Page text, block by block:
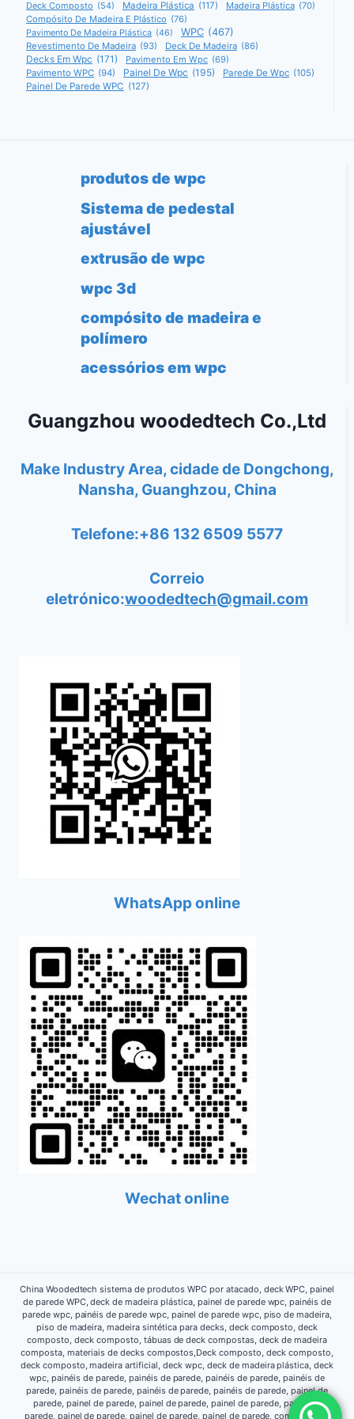
Deck Composto (54) Madeira Plástica (117) Madeira Plástica (70)
Compósito De Madeira E Plástico (76)
Pavimento De Madeira Plástica (46) WPC (467)
Revestimento De Madeira (93) Deck De Madeira (86)
Decks Em Wpc (171) Pavimento Em Wpc (69)
Pavimento WPC (94) Painel De Wpc (195) Parede De Wpc (105)
Painel De Parede WPC (127)
produtos de wpc
Sistema de pedestal
ajustável
extrusão de wpc
wpc 3d
compósito de madeira e
polímero
acessórios em wpc
Guangzhou woodedtech Co.,Ltd
Make Industry Area, cidade de Dongchong,
Nansha, Guanghzou, China
Telefone:+86 132 6509 5577
Correio
eletrónico:woodedtech@gmail.com
WhatsApp online
Wechat online
China Woodedtech sistema de produtos WPC por atacado, deck WPC, painel
de parede WPC, deck de madeira plástica, painel de parede wpc, painéis de
parede wpc, painéis de parede wpc, painel de parede wpc, piso de madeira,
piso de madeira, madeira sintética para decks, deck composto, deck
composto, deck composto, tábuas de deck compostas, deck de madeira
composta, materiais de decks compostos,Deck composto, deck composto,
deck composto, madeira artificial, deck wpc, deck de madeira plástica, deck
wpc, painéis de parede, painéis de parede, painéis de parede, painéis de
parede, painéis de parede, painéis de parede, painéis de parede, painel de
parede, painel de parede, painel de parede, painel de parede, painel de
parede, painel de parede, painel de parede, painel de parede, composto de